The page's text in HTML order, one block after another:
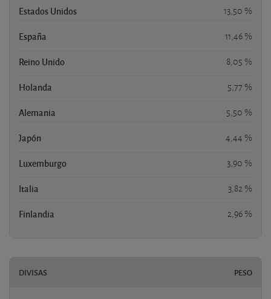
Estados Unidos 13,50 %
España 11,46 %
Reino Unido 8,05 %
Holanda 5,77 %
Alemania 5,50 %
Japón 4,44 %
Luxemburgo 3,90 %
Italia 3,82 %
Finlandia 2,96 %
DIVISAS PESO